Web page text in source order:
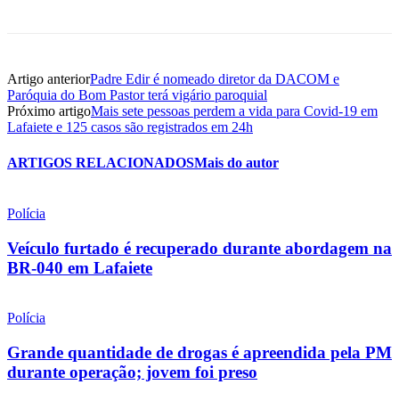
Artigo anteriorPadre Edir é nomeado diretor da DACOM e
Paróquia do Bom Pastor terá vigário paroquial
Próximo artigoMais sete pessoas perdem a vida para Covid-19 em
Lafaiete e 125 casos são registrados em 24h
ARTIGOS RELACIONADOSMais do autor
Polícia
Veículo furtado é recuperado durante abordagem na
BR-040 em Lafaiete
Polícia
Grande quantidade de drogas é apreendida pela PM
durante operação; jovem foi preso